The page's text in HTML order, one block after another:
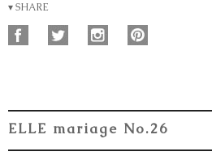
▾ SHARE
ELLE mariage No.26